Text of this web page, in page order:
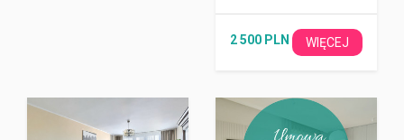
2 500 PLN WIĘCEJ